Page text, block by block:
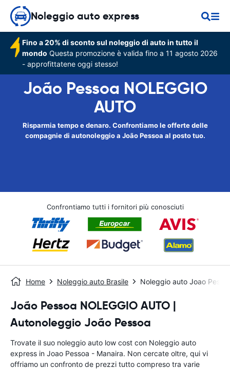
Noleggio auto express
Fino a 20% di sconto sul noleggio di auto in tutto il
mondo Questa promozione è valida fino a 11 agosto 2026
- approfittatene oggi stesso!
João Pessoa NOLEGGIO
AUTO
Risparmia tempo e denaro. Confrontiamo le offerte delle
compagnie di autonoleggio a João Pessoa al posto tuo.
Confrontiamo tutti i fornitori più conosciuti
Home Noleggio auto Brasile Noleggio auto Joao
João Pessoa NOLEGGIO AUTO |
Autonoleggio João Pessoa
Trovate il suo noleggio auto low cost con Noleggio auto
express in Joao Pessoa - Manaira. Non cercate oltre, qui vi
offriamo un confronto de prezzi tutto compreso tra varie